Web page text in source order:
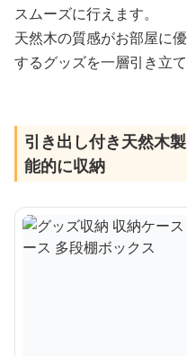
スムーズに行えます。
天然木の質感がお部屋に
するグッズを一層引き立て
引き出し付き天然木
能的に収納